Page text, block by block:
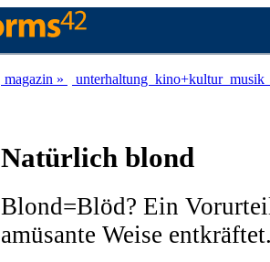
magazin » unterhaltung kino+kultur musik
Natürlich blond
Blond=Blöd? Ein
amüsante Weise